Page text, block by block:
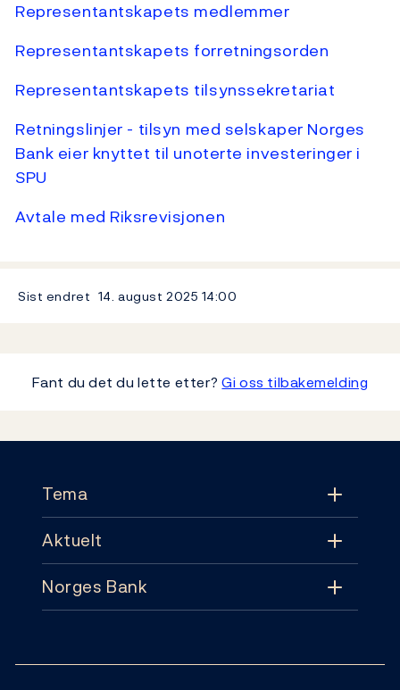
Representantskapets medlemmer
Representantskapets forretningsorden
Representantskapets tilsynssekretariat
Retningslinjer - tilsyn med selskaper Norges
Bank eier knyttet til unoterte investeringer i
SPU
Avtale med Riksrevisjonen
Sist endret 14. august 2025 14:00
Fant du det du lette etter?Gi oss tilbakemelding
Tema
Tema
Pengepolitikk
Aktuelt
Aktuelt
Norges Bank